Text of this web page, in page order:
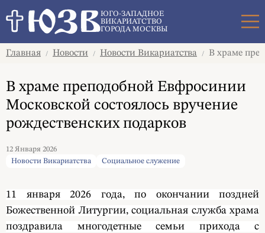
ЮГО-ЗАПАДНОЕ
ВИКАРИАТСТВО
ГОРОДА МОСКВЫ
Главная / Новости / Новости Викариатства / В храме
В храме преподобной Евфросинии
Московской состоялось вручение
рождественских подарков
12 Января 2026
Новости Викариатства
Социальное служение
11 января 2026 года, по окончании поздней
Божественной Литургии, социальная служба храма
поздравила многодетные семьи прихода с